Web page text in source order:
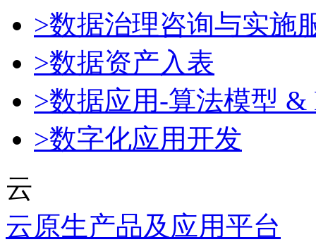
>数据治理咨询与实施
>数据资产入表
>数据应用-算法模型 &
>数字化应用开发
云
云原生产品及应用平台